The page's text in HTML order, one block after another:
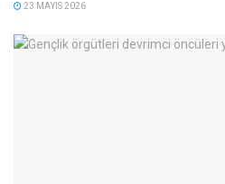
23 MAYIS 2026